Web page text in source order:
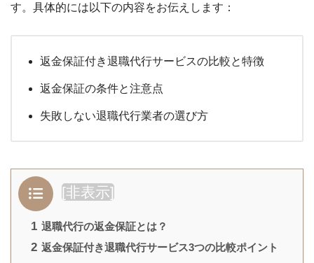
す。具体的には以下の内容をお伝えします：
返金保証付き退職代行サービスの比較と特徴
返金保証の条件と注意点
失敗しない退職代行業者の選び方
[非表示]
1 退職代行の返金保証とは？
2 返金保証付き退職代行サービス3つの比較ポイント